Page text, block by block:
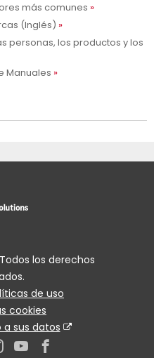
más comunes
(Inglés)
personas, los productos y los
Manuales
los derechos
de uso
cookies
sus datos